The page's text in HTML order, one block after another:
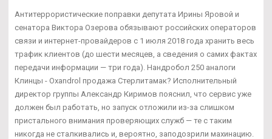
Антитеррористические поправки депутата Ирины Яровой и
сенатора Виктора Озерова обязывают российских операторов
связи и интернет-провайдеров с 1 июля 2018 года хранить весь
трафик клиентов (до шести месяцев, а сведения о самих фактах
передачи информации — три года). Нандробол 250 аналоги
Клинцы - Oxandrol продажа Стерлитамак? Исполнительный
директор группы Александр Киримов пояснил, что сервис уже
должен был работать, но запуск отложили из-за слишком
пристального внимания проверяющих служб — те с таким
никогда не сталкивались и, вероятно, заподозрили махинацию.